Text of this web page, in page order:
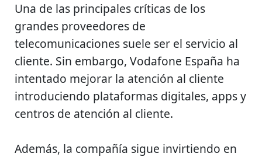
Una de las principales críticas de los
grandes proveedores de
telecomunicaciones suele ser el servicio al
cliente. Sin embargo, Vodafone España ha
intentado mejorar la atención al cliente
introduciendo plataformas digitales, apps y
centros de atención al cliente.
Además, la compañía sigue invirtiendo en